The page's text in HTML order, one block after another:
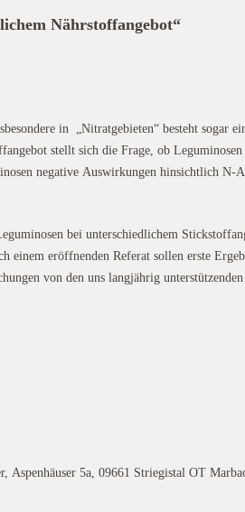
Nährstoffangebot“
in „Nitratgebieten“ besteht sogar
stellt sich die Frage, ob
negative Auswirkungen hinsichtlich N-
bei unterschiedlichem
einem eröffnenden Referat sollen erste
von den uns langjährig
5a, 09661 Striegistal OT